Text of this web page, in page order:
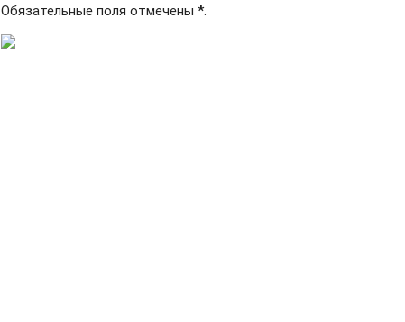
Обязательные поля отмечены*.